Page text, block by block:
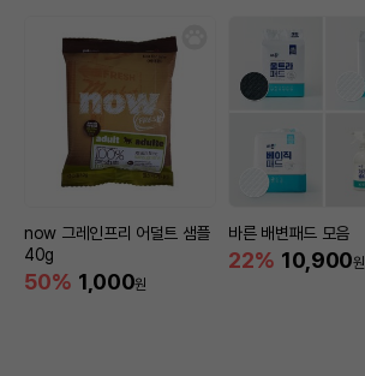
now 그레인프리 어덜트 샘플
40g
50% 1,000원
바른 배변패드 모음
22% 10,900원